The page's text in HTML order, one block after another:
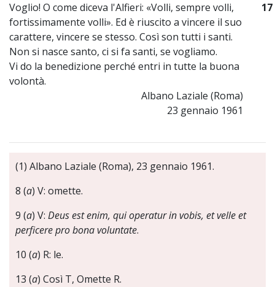
Voglio! O come diceva l'Alfieri: «Volli, sempre volli,
fortissimamente volli». Ed è riuscito a vincere il suo
carattere, vincere se stesso. Così son tutti i santi.
Non si nasce santo, ci si fa santi, se vogliamo.
Vi do la benedizione perché entri in tutte la buona
volontà.
Albano Laziale (Roma)
23 gennaio 1961
17
(1) Albano Laziale (Roma), 23 gennaio 1961.
8 (a) V: omette.
9 (a) V: Deus est enim, qui operatur in vobis, et velle et
perficere pro bona voluntate.
10 (a) R: le.
13 (a) Così T, Omette R.